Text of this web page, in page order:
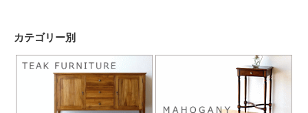
カテゴリー別